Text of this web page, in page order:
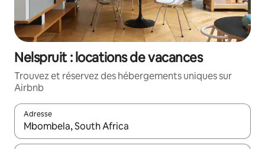
Nelspruit : locations de vacances
Trouvez et réservez des hébergements uniques sur
Airbnb
Adresse
Lorsque les résultats s'affichent, utilisez les flèches vers le